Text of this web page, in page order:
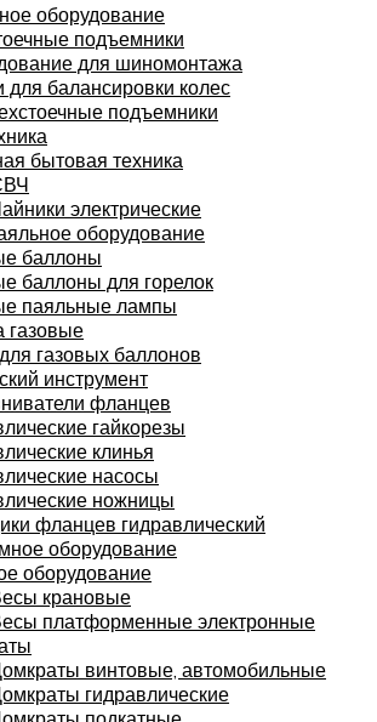
оборудование
подъемники
для шиномонтажа
для балансировки колес
подъемники
бытовая техника
электрические
оборудование
баллоны
баллоны для горелок
паяльные лампы
газовые
газовых баллонов
инструмент
фланцев
гайкорезы
клинья
насосы
ножницы
фланцев гидравлический
оборудование
оборудование
крановые
платформенные электронные
винтовые, автомобильные
гидравлические